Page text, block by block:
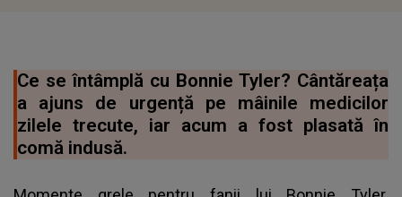
Ce se întâmplă cu Bonnie Tyler? Cântăreața
a ajuns de urgență pe mâinile medicilor
zilele trecute, iar acum a fost plasată în
comă indusă.